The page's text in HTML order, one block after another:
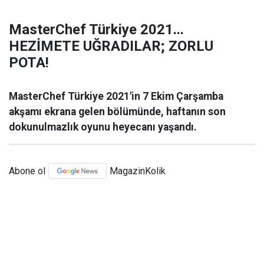
MasterChef Türkiye 2021...
HEZİMETE UĞRADILAR; ZORLU
POTA!
MasterChef Türkiye 2021'in 7 Ekim Çarşamba
akşamı ekrana gelen bölümünde, haftanın son
dokunulmazlık oyunu heyecanı yaşandı.
Abone ol MagazinKolik